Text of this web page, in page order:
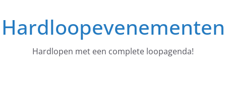
naar
deHardloopevenementen
Hardlopen met een complete loopagenda!